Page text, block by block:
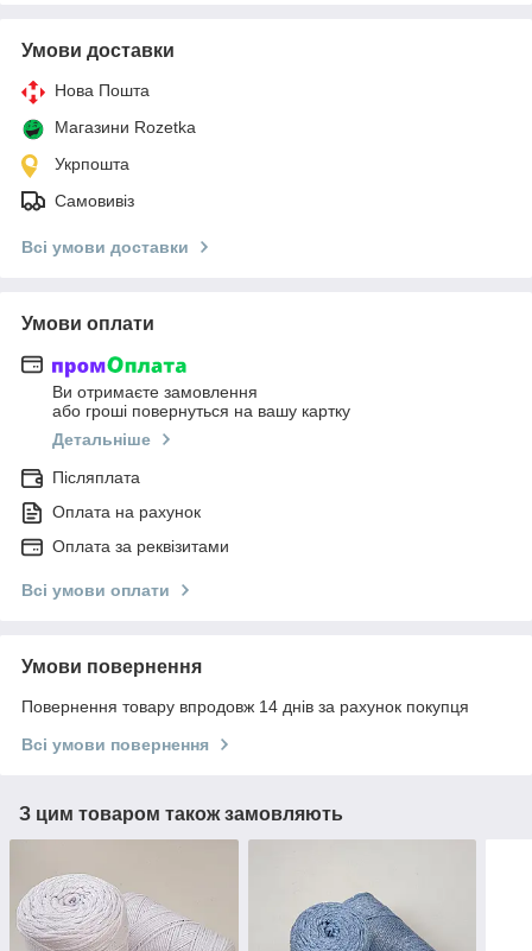
Умови доставки
Нова Пошта
Магазини Rozetka
Укрпошта
Самовивіз
Всі умови доставки
Умови оплати
Ви отримаєте замовлення
або гроші повернуться на вашу картку
Детальніше
Післяплата
Оплата на рахунок
Оплата за реквізитами
Всі умови оплати
Умови повернення
Повернення товару впродовж 14 днів за рахунок покупця
Всі умови повернення
З цим товаром також замовляють